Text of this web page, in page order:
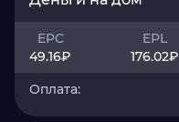
EPC
49.16₽
EPL
176.02₽
Оплата: